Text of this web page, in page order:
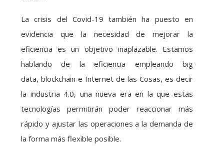
La crisis del Covid-19 también ha puesto en
evidencia que la necesidad de mejorar la
eficiencia es un objetivo inaplazable. Estamos
hablando de la eficiencia empleando big
data, blockchain e Internet de las Cosas, es decir
la industria 4.0, una nueva era en la que estas
tecnologías permitirán poder reaccionar más
rápido y ajustar las operaciones a la demanda de
la forma más flexible posible.